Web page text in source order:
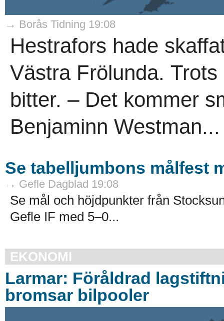
→ Borås Tidning 19:08
Hestrafors hade
Västra Frölunda.
bitter. – Det kommer
Benjaminn Westman...
Se tabelljumbons målfest
→ Gefle Dagblad 19:08
Se mål och höjdpunkter från
Gefle IF med 5–0...
EKONOMI
Larmar: Föråldrad
bromsar bilpooler